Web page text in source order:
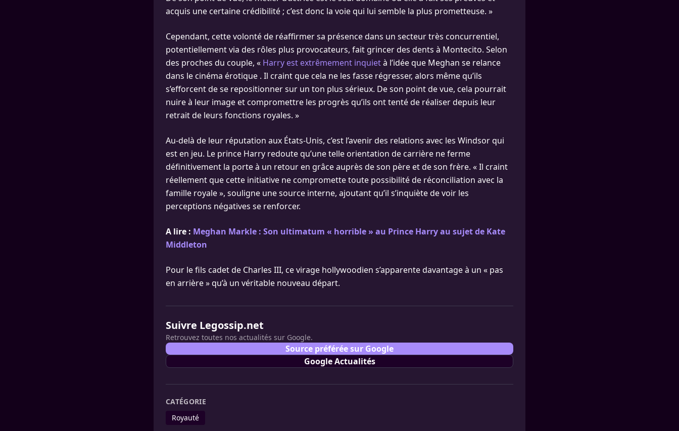
acquis une certaine crédibilité ; c’est donc la voie qui lui semble la plus prometteuse. »
Cependant, cette volonté de réaffirmer sa présence dans un secteur très concurrentiel,
potentiellement via des rôles plus provocateurs, fait grincer des dents à Montecito. Selon
des proches du couple, « Harry est extrêmement inquietà l’idée que Meghan se relance
dans le cinéma érotique . Il craint que cela ne les fasse régresser, alors même qu’ils
s’efforcent de se repositionner sur un ton plus sérieux. De son point de vue, cela pourrait
nuire à leur image et compromettre les progrès qu’ils ont tenté de réaliser depuis leur
retrait de leurs fonctions royales. »
Au-delà de leur réputation aux États-Unis, c’est l’avenir des relations avec les Windsor qui
est en jeu. Le prince Harry redoute qu’une telle orientation de carrière ne ferme
définitivement la porte à un retour en grâce auprès de son père et de son frère. « Il craint
réellement que cette initiative ne compromette toute possibilité de réconciliation avec la
famille royale », souligne une source interne, ajoutant qu’il s’inquiète de voir les
perceptions négatives se renforcer.
A lire : Meghan Markle : Son ultimatum « horrible » au Prince Harry au sujet de Kate
Middleton
Pour le fils cadet de Charles III, ce virage hollywoodien s’apparente davantage à un « pas
en arrière » qu’à un véritable nouveau départ.
Suivre Legossip.net
Retrouvez toutes nos actualités sur Google.
Source préférée sur Google
Google Actualités
CATÉGORIE
Royauté